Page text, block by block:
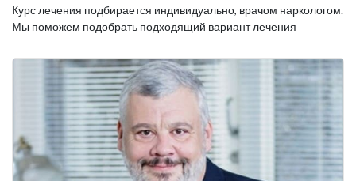
Курс лечения подбирается индивидуально, врачом наркологом.
Мы поможем подобрать подходящий вариант лечения